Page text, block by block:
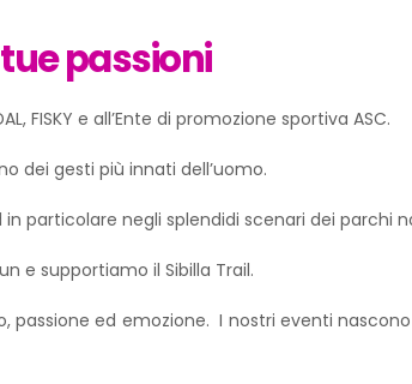
passioni
FISKY e all’Ente di promozione sportiva ASC.
dei gesti più innati dell’uomo.
particolare negli splendidi scenari dei parchi
e supportiamo il Sibilla Trail.
ed emozione. I nostri eventi